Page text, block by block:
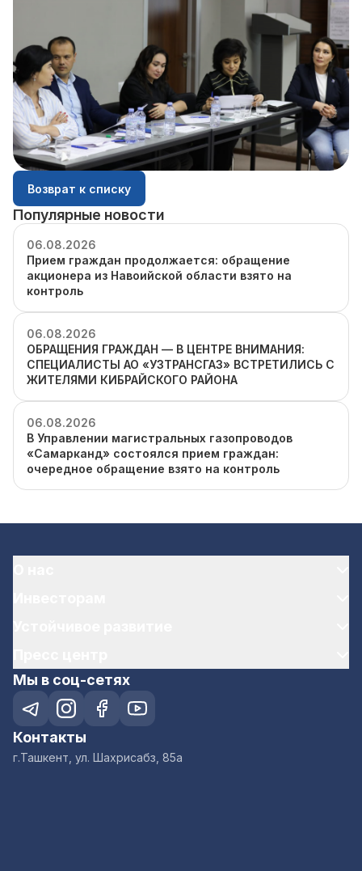
Возврат к списку
Популярные новости
06.08.2026
Прием граждан продолжается: обращение
акционера из Навоийской области взято на
контроль
06.08.2026
ОБРАЩЕНИЯ ГРАЖДАН — В ЦЕНТРЕ ВНИМАНИЯ:
СПЕЦИАЛИСТЫ АО «УЗТРАНСГАЗ» ВСТРЕТИЛИСЬ С
ЖИТЕЛЯМИ КИБРАЙСКОГО РАЙОНА
06.08.2026
В Управлении магистральных газопроводов
«Самарканд» состоялся прием граждан:
очередное обращение взято на контроль
Мы в соц-сетях
Контакты
г.Ташкент, ул. Шахрисабз, 85а